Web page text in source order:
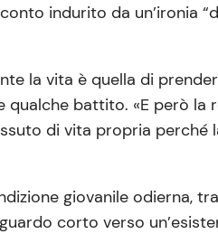
indurito da un’ironia
la vita è quella di
battito. «E però la
di vita propria
giovanile odierna,
corto verso